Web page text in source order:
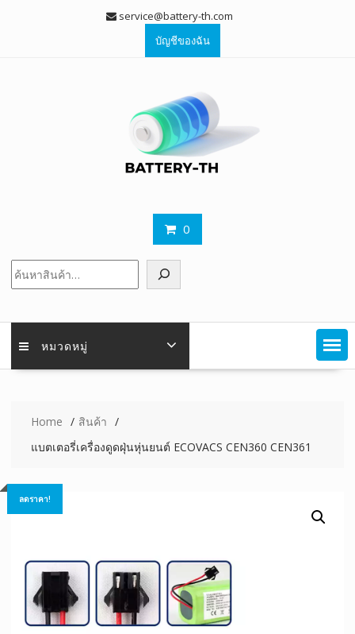
service@battery-th.com
บัญชีของฉัน
0
หมวดหมู่
Home
สินค้า
แบตเตอรี่เครื่องดูดฝุ่นหุ่นยนต์ ECOVACS CEN360 CEN361
ลดราคา!